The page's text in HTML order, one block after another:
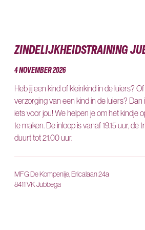
gemeente Heerenveen
ZINDELIJKHEIDSTRAINING
4 NOVEMBER 2026
Heb jij een kind of kleinkind in de luiers?
verzorging van een kind in de luiers?
iets voor jou! We helpen je om het kindje
te maken. De inloop is vanaf 19.15 uur, de
duurt tot 21.00 uur.
MFG De Kompenije, Ericalaan 24a
8411 VK Jubbega